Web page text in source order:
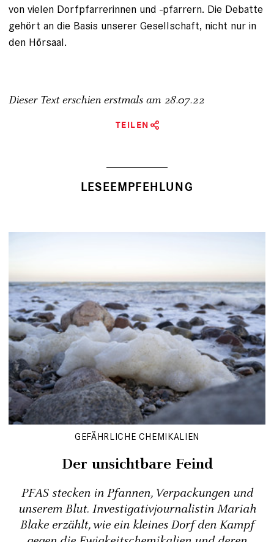
von vielen Dorfpfarrerinnen und -pfarrern. Die Debatte
gehört an die Basis unserer Gesellschaft, nicht nur in
den Hörsaal.
Dieser Text erschien erstmals am 28.07.22
TEILEN
LESEEMPFEHLUNG
GEFÄHRLICHE CHEMIKALIEN
Der unsichtbare Feind
PFAS stecken in Pfannen, Verpackungen und
unserem Blut. Investigativjournalistin Mariah
Blake erzählt, wie ein kleines Dorf den Kampf